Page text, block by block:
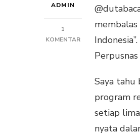
ADMIN
1
KOMENTARPADA
BACA
SWASTA:
QRIS,
DAPAT
SELEMPANG
Saya tahu
program
setiap
nyata